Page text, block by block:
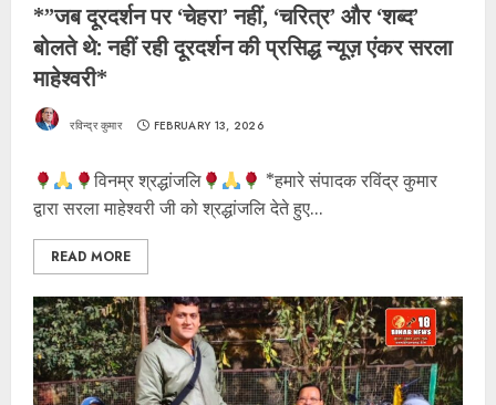
*”जब दूरदर्शन पर ‘चेहरा’ नहीं, ‘चरित्र’ और ‘शब्द’
बोलते थे: नहीं रही दूरदर्शन की प्रसिद्ध न्यूज़ एंकर सरला
माहेश्वरी*
रविन्द्र कुमार FEBRUARY 13, 2026
विनम्र श्रद्धांजलि
*हमारे संपादक रविंद्र कुमार
द्वारा सरला माहेश्वरी जी को श्रद्धांजलि देते हुए...
READ MORE